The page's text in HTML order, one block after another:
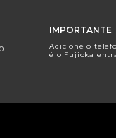
IMPORTANTE
Adicione o
é o Fujioka